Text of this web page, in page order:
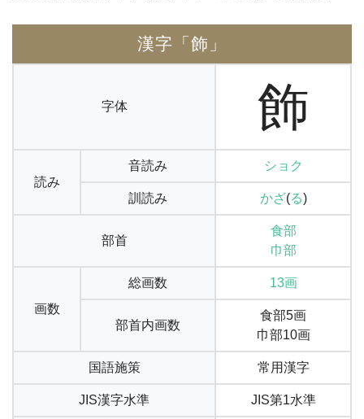
漢字「飾」
字体 飾
読み
音読み ショク
訓読み かざ(る)
部首
食部
巾部
画数
総画数 13画
部首内画数
食部5画
巾部10画
国語施策 常用漢字
JIS漢字水準 JIS第1水準